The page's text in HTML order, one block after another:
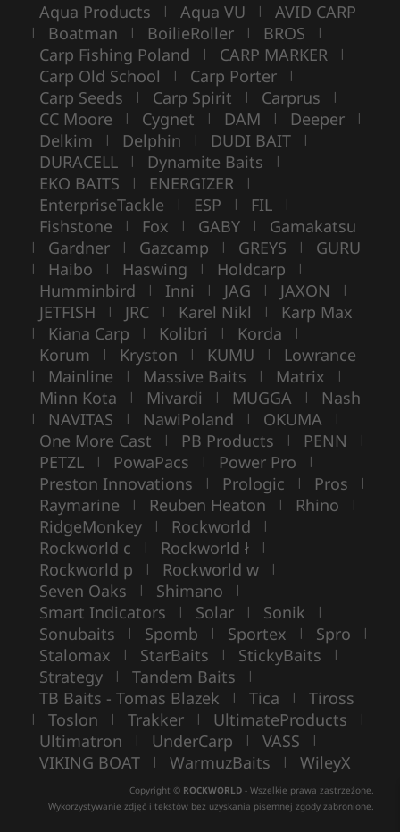
Aqua Products | Aqua VU | AVID CARP
| Boatman | BoilieRoller | BROS |
Carp Fishing Poland | CARP MARKER |
Carp Old School | Carp Porter |
Carp Seeds | Carp Spirit | Carprus |
CC Moore | Cygnet | DAM | Deeper |
Delkim | Delphin | DUDI BAIT |
DURACELL | Dynamite Baits |
EKO BAITS | ENERGIZER |
EnterpriseTackle | ESP | FIL |
Fishstone | Fox | GABY | Gamakatsu
| Gardner | Gazcamp | GREYS | GURU
| Haibo | Haswing | Holdcarp |
Humminbird | Inni | JAG | JAXON |
JETFISH | JRC | Karel Nikl | Karp Max
| Kiana Carp | Kolibri | Korda |
Korum | Kryston | KUMU | Lowrance
| Mainline | Massive Baits | Matrix |
Minn Kota | Mivardi | MUGGA | Nash
| NAVITAS | NawiPoland | OKUMA |
One More Cast | PB Products | PENN |
PETZL | PowaPacs | Power Pro |
Preston Innovations | Prologic | Pros |
Raymarine | Reuben Heaton | Rhino |
RidgeMonkey | Rockworld |
Rockworld c | Rockworld ł |
Rockworld p | Rockworld w |
Seven Oaks | Shimano |
Smart Indicators | Solar | Sonik |
Sonubaits | Spomb | Sportex | Spro |
Stalomax | StarBaits | StickyBaits |
Strategy | Tandem Baits |
TB Baits - Tomas Blazek | Tica | Tiross
| Toslon | Trakker | UltimateProducts |
Ultimatron | UnderCarp | VASS |
VIKING BOAT | WarmuzBaits | WileyX
Copyright © ROCKWORLD - Wszelkie prawa zastrzeżone.
Wykorzystywanie zdjęć i tekstów bez uzyskania pisemnej zgody zabronione.